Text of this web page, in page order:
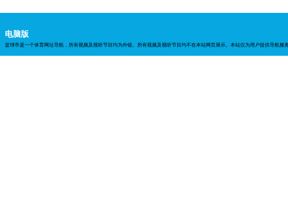
电脑版
篮球帝是一个体育网址导航，所有视频及视听节目均为外链。所有视频及视听节目均不在本站网页展示。本站仅为用户提供导航服务